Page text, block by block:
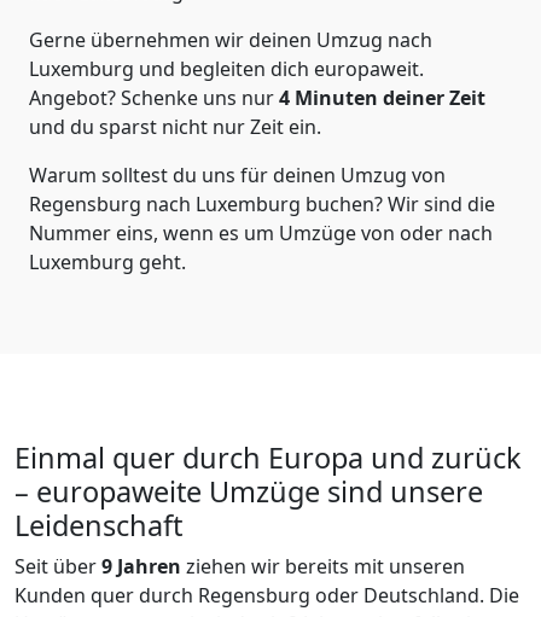
Gerne übernehmen wir deinen Umzug nach
Luxemburg und begleiten dich europaweit.
Angebot? Schenke uns nur4 Minuten deiner Zeit
und du sparst nicht nur Zeit ein.
Warum solltest du uns für deinen Umzug von
Regensburg nach Luxemburg buchen? Wir sind die
Nummer eins, wenn es um Umzüge von oder nach
Luxemburg geht.
Einmal quer durch Europa und zurück
– europaweite Umzüge sind unsere
Leidenschaft
Seit über9 Jahren ziehen wir bereits mit unseren
Kunden quer durch Regensburg oder Deutschland. Die